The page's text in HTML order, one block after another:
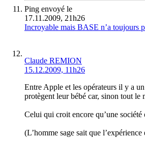
Ping envoyé le
17.11.2009, 21h26
Incroyable mais BASE n’a toujours
Claude REMION
15.12.2009, 11h26
Entre Apple et les opérateurs il y a
protègent leur bébé car, sinon tout
Celui qui croit encore qu’une société
(L’homme sage sait que